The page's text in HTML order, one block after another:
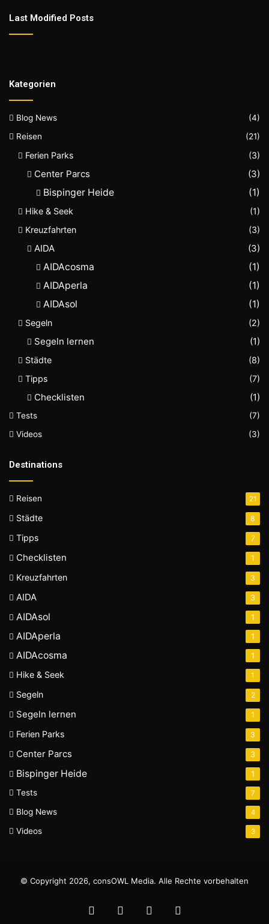
Last Modified Posts
Kategorien
Blog News
(4)
Reisen
(21)
Ferien Parks (3)
Center Parcs
(3)
Bispinger Heide
(1)
Hike & Seek
(1)
Kreuzfahrten
(3)
AIDA
(3)
AIDAcosma
(1)
AIDAperla
(1)
AIDAsol
(1)
Segeln (2)
Segeln lernen (1)
Städte
(8)
Tipps
(7)
Checklisten (1)
Tests
(7)
Videos
(3)
Destinations
Reisen 21
Städte 8
Tipps 7
Checklisten 1
Kreuzfahrten 3
AIDA 3
AIDAsol 1
AIDAperla 1
AIDAcosma 1
Hike & Seek 1
Segeln 2
Segeln lernen 1
Ferien Parks 3
Center Parcs 3
Bispinger Heide
1
Tests
7
Blog News 4
Videos 3
© Copyright 2026, consOWL Media. Alle Rechte vorbehalten
Facebook YouTube